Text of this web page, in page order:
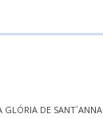
GLÓRIA DE SANT´ANNA